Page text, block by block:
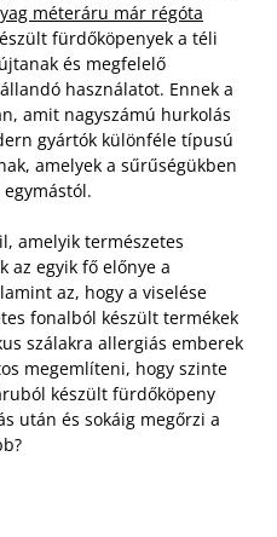
méteráru már régóta
fürdőköpenyek a téli
és megfelelő
használatot. Ennek a
amit nagyszámú hurkolás
gyártók különféle típusú
amelyek a sűrűségükben
amelyik természetes
az egyik fő előnye a
az, hogy a viselése
fonalból készült termékek
szálakra allergiás emberek
megemlíteni, hogy szinte
készült fürdőköpeny
után és sokáig megőrzi a